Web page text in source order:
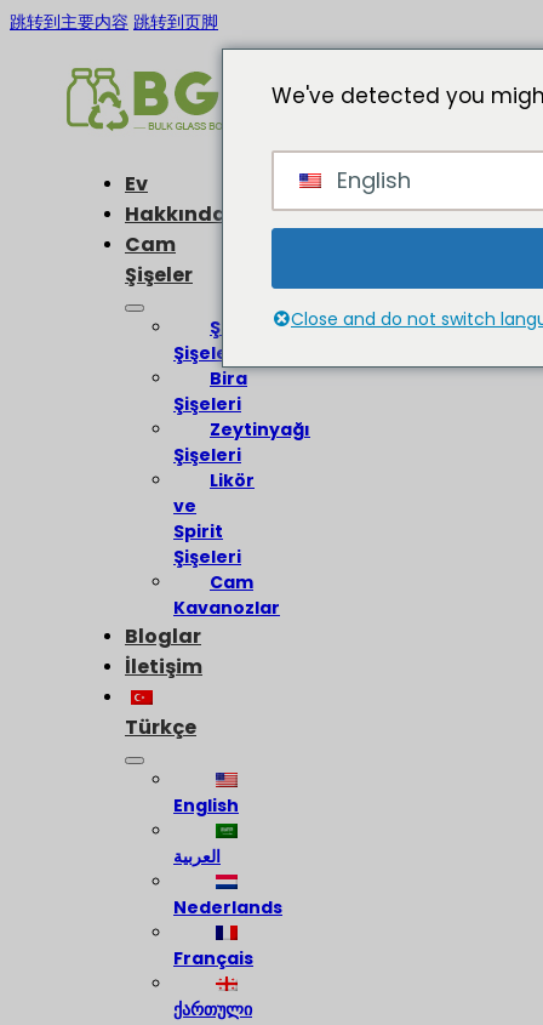
跳转到主要内容 跳转到页脚
Ev
Hakkında
Cam
Şişeler
Şarap
Şişeleri
Bira
Şişeleri
Zeytinyağı
Şişeleri
Likör
ve
Spirit
Şişeleri
Cam
Kavanozlar
Bloglar
İletişim
Türkçe
English
العربية
Nederlands
Français
ქართული
We've detected you
English
Close and do not switch